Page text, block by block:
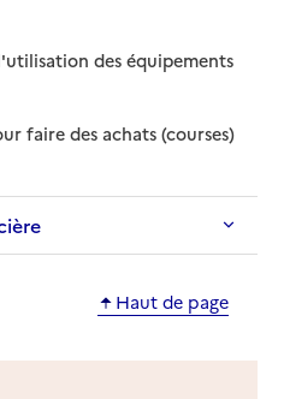
des équipements
faire des achats (courses)
:
: non
Haut de page